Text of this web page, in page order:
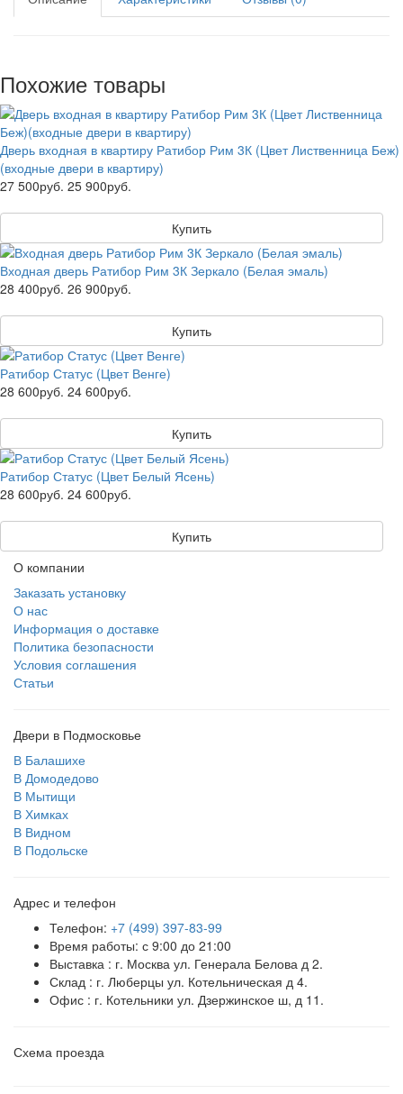
Похожие товары
Дверь входная в квартиру Ратибор Рим 3К (Цвет Лиственница Беж)
(входные двери в квартиру)
27 500руб. 25 900руб.
Купить
Входная дверь Ратибор Рим 3К Зеркало (Белая эмаль)
28 400руб. 26 900руб.
Купить
Ратибор Статус (Цвет Венге)
28 600руб. 24 600руб.
Купить
Ратибор Статус (Цвет Белый Ясень)
28 600руб. 24 600руб.
Купить
О компании
Заказать установку
О нас
Информация о доставке
Политика безопасности
Условия соглашения
Статьи
Двери в Подмосковье
В Балашихе
В Домодедово
В Мытищи
В Химках
В Видном
В Подольске
Адрес и телефон
Телефон: +7 (499) 397-83-99
Время работы: с 9:00 до 21:00
Выставка : г. Москва ул. Генерала Белова д 2.
Склад : г. Люберцы ул. Котельническая д 4.
Офис : г. Котельники ул. Дзержинское ш, д 11.
Схема проезда